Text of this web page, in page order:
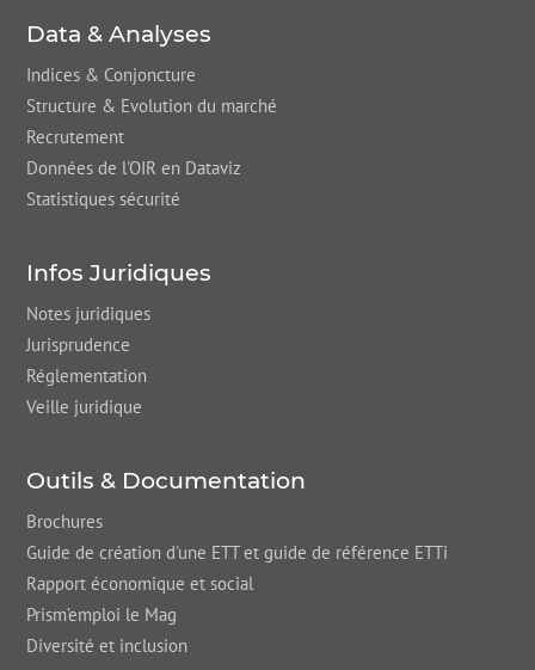
Data & Analyses
Indices & Conjoncture
Structure & Evolution du marché
Recrutement
Données de l'OIR en Dataviz
Statistiques sécurité
Infos Juridiques
Notes juridiques
Jurisprudence
Réglementation
Veille juridique
Outils & Documentation
Brochures
Guide de création d'une ETT et guide de référence ETTi
Rapport économique et social
Prism’emploi le Mag
Diversité et inclusion